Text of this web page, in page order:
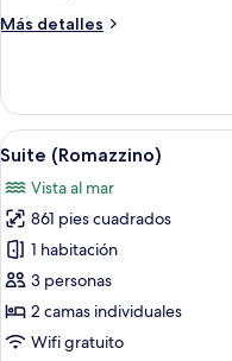
al
Más detalles
Más
Premium,
Terraza,
vista
mar
Abrir
todas
las
fotos
de
Suite
(Romazzino)
5
Suite (Romazzino)
Vista al mar
861 pies cuadrados
1 habitación
3 personas
2 camas individuales
Wifi gratuito